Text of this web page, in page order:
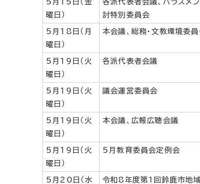
5月15日（金
曜日）
各派代表者会議、ハラスメ
討特別委員会
5月18日（月
曜日）
本会議、総務・文教環境委
5月19日（火
曜日）
各派代表者会議
5月19日（火
曜日）
議会運営委員会
5月19日（火
曜日）
本会議、広報広聴会議
5月19日（火
曜日）
5月教育委員会定例会
5月20日（水
令和8年度第1回鈴鹿市地